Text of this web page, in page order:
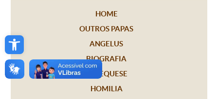
Open toolbar
HOME
OUTROS PAPAS
ANGELUS
BIOGRAFIA
CATEQUESE
HOMILIA